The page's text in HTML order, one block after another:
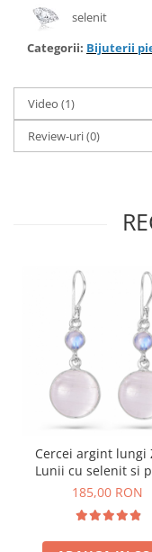
selenit
Categorii: Bijuterii
Video (1)
Review-uri(0)
Cercei argint lungi
Lunii cu selenit si
lunii
185,00 RON